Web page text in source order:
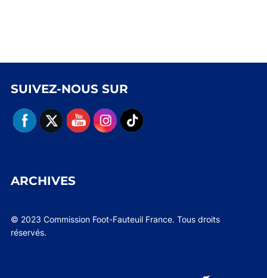
SUIVEZ-NOUS SUR
ARCHIVES
© 2023 Commission Foot-Fauteuil France. Tous droits
réservés.